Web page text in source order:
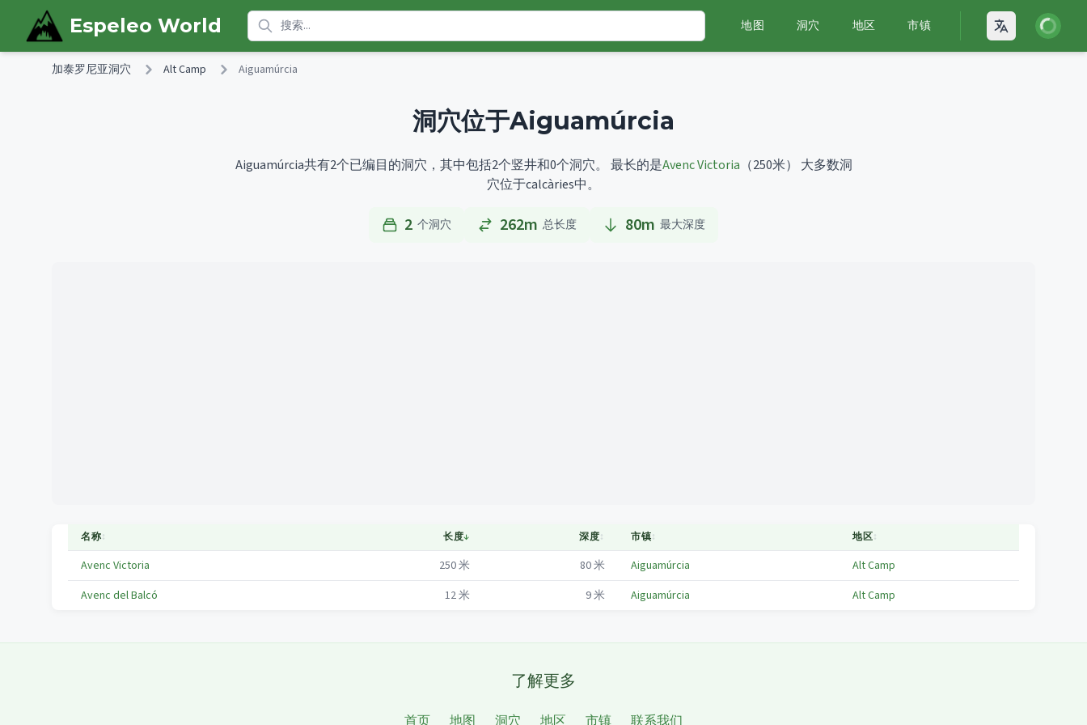
Skip to main content
Espeleo World 地图 洞穴 地区 市镇 Open
登录
加泰罗尼亚洞穴 Alt Camp Aiguamúrcia
洞穴位于Aiguamúrcia
Aiguamúrcia共有2个已编目的洞穴，其中包括2个竖井和0个洞穴。 最长的是Avenc Victoria （250米）
大多数洞
穴位于calcàries中。
2 个洞穴 262m 总长度 80m 最大深度
名称↕ 长度↓ 深度↕ 市镇↕ 地区↕
Avenc Victoria 250米 80米 Aiguamúrcia
Alt Camp
Avenc del Balcó
12米 9米 Aiguamúrcia Alt Camp
了解更多
首页 地图 洞穴 地区 市镇 联系我们